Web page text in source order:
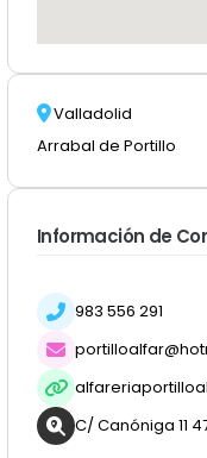
Valladolid
Arrabal de Portillo
Información de
983 556 291
C/ Canóniga 11